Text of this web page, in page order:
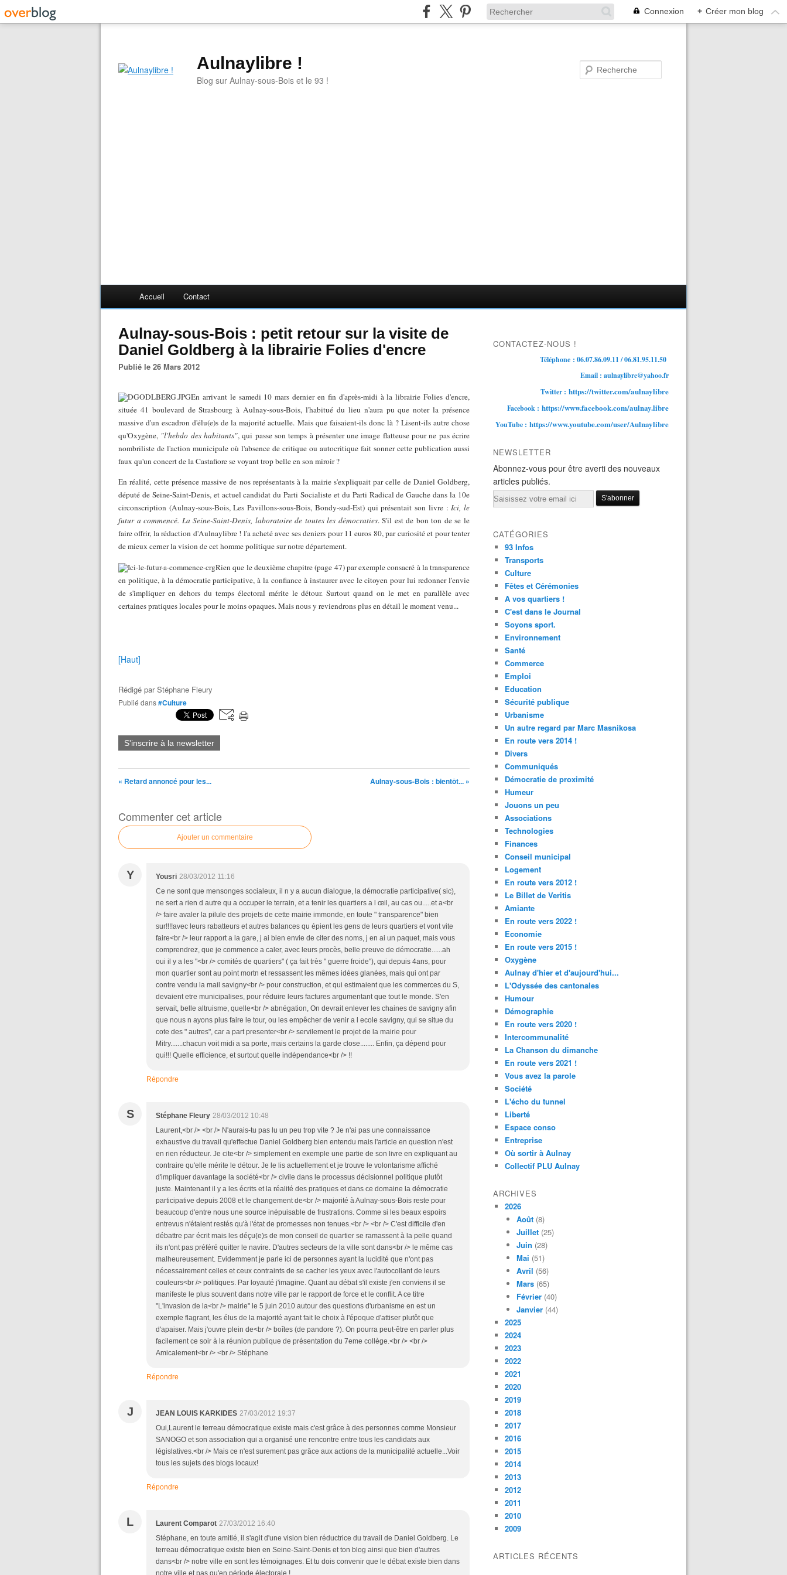
Connexion + Créer mon blog
Aulnaylibre !
Blog sur Aulnay-sous-Bois et le 93 !
Accueil Contact
Aulnay-sous-Bois : petit retour sur la visite de
Daniel Goldberg à la librairie Folies d'encre
Publié le 26 Mars 2012
En arrivant le samedi 10 mars dernier en fin d'après-midi à la librairie Folies d'encre,
située 41 boulevard de Strasbourg à Aulnay-sous-Bois, l'habitué du lieu n'aura pu que noter la présence
massive d'un escadron d'élu(e)s de la majorité actuelle. Mais que faisaient-ils donc là ? Lisent-ils autre chose
qu'Oxygène, "l'hebdo des habitants", qui passe son temps à présenter une image flatteuse pour ne pas écrire
nombriliste de l'action municipale où l'absence de critique ou autocritique fait sonner cette publication aussi
faux qu'un concert de la Castafiore se voyant trop belle en son miroir ?
En réalité, cette présence massive de nos représentants à la mairie s'expliquait par celle de Daniel Goldberg,
député de Seine-Saint-Denis, et actuel candidat du Parti Socialiste et du Parti Radical de Gauche dans la 10e
circonscription (Aulnay-sous-Bois, Les Pavillons-sous-Bois, Bondy-sud-Est) qui présentait son livre :Ici, le
futur a commencé. La Seine-Saint-Denis, laboratoire de toutes les démocraties. S'il est de bon ton de se le
faire offrir, la rédaction d'Aulnaylibre ! l'a acheté avec ses deniers pour 11 euros 80, par curiosité et pour tenter
de mieux cerner la vision de cet homme politique sur notre département.
Rien que le deuxième chapitre (page 47) par exemple consacré à la transparence
en politique, à la démocratie participative, à la confiance à instaurer avec le citoyen pour lui redonner l'envie
de s'impliquer en dehors du temps électoral mérite le détour. Surtout quand on le met en parallèle avec
certaines pratiques locales pour le moins opaques. Mais nous y reviendrons plus en détail le moment venu...
[Haut]
Rédigé parStéphane Fleury
Publié dans#Culture
S'inscrire à la newsletter
« Retard annoncé pour les... Aulnay-sous-Bois : bientôt... »
Commenter cet article
Ajouter un commentaire
Y Yousri 28/03/2012 11:16
Ce ne sont que mensonges socialeux, il n y a aucun dialogue, la démocratie participative( sic),
ne sert a rien d autre qu a occuper le terrain, et a tenir les quartiers a l œil, au cas ou.....et a<br
/> faire avaler la pilule des projets de cette mairie immonde, en toute " transparence" bien
sur!!!!avec leurs rabatteurs et autres balances qu épient les gens de leurs quartiers et vont vite
faire<br /> leur rapport a la gare, j ai bien envie de citer des noms, j en ai un paquet, mais vous
comprendrez, que je commence a caler, avec leurs procès, belle preuve de démocratie......ah
oui il y a les "<br /> comités de quartiers" ( ça fait très " guerre froide"), qui depuis 4ans, pour
mon quartier sont au point mortn et ressassent les mêmes idées glanées, mais qui ont par
contre vendu la mail savigny<br /> pour construction, et qui estimaient que les commerces du S,
devaient etre municipalises, pour réduire leurs factures argumentant que tout le monde. S'en
servait, belle altruisme, quelle<br /> abnégation, On devrait enlever les chaines de savigny afin
que nous n ayons plus faire le tour, ou les empêcher de venir a l ecole savigny, qui se situe du
cote des " autres", car a part presenter<br /> servilement le projet de la mairie pour
Mitry.......chacun voit midi a sa porte, mais certains la garde close........ Enfin, ça dépend pour
qui!!! Quelle efficience, et surtout quelle indépendance<br /> !!
Répondre
S Stéphane Fleury 28/03/2012 10:48
Laurent,<br /> <br /> N'aurais-tu pas lu un peu trop vite ? Je n'ai pas une connaissance
exhaustive du travail qu'effectue Daniel Goldberg bien entendu mais l'article en question n'est
en rien réducteur. Je cite<br /> simplement en exemple une partie de son livre en expliquant au
contraire qu'elle mérite le détour. Je le lis actuellement et je trouve le volontarisme affiché
d'impliquer davantage la société<br /> civile dans le processus décisionnel politique plutôt
juste. Maintenant il y a les écrits et la réalité des pratiques et dans ce domaine la démocratie
participative depuis 2008 et le changement de<br /> majorité à Aulnay-sous-Bois reste pour
beaucoup d'entre nous une source inépuisable de frustrations. Comme si les beaux espoirs
entrevus n'étaient restés qu'à l'état de promesses non tenues.<br /> <br /> C'est difficile d'en
débattre par écrit mais les déçu(e)s de mon conseil de quartier se ramassent à la pelle quand
ils n'ont pas préféré quitter le navire. D'autres secteurs de la ville sont dans<br /> le même cas
malheureusement. Evidemment je parle ici de personnes ayant la lucidité que n'ont pas
nécessairement celles et ceux contraints de se cacher les yeux avec l'autocollant de leurs
couleurs<br /> politiques. Par loyauté j'imagine. Quant au débat s'il existe j'en conviens il se
manifeste le plus souvent dans notre ville par le rapport de force et le conflit. A ce titre
"L'invasion de la<br /> mairie" le 5 juin 2010 autour des questions d'urbanisme en est un
exemple flagrant, les élus de la majorité ayant fait le choix à l'époque d'attiser plutôt que
d'apaiser. Mais j'ouvre plein de<br /> boîtes (de pandore ?). On pourra peut-être en parler plus
facilement ce soir à la réunion publique de présentation du 7eme collège.<br /> <br />
Amicalement<br /> <br /> Stéphane
Répondre
J JEAN LOUIS KARKIDES 27/03/2012 19:37
Oui,Laurent le terreau démocratique existe mais c'est grâce à des personnes comme Monsieur
SANOGO et son association qui a organisé une rencontre entre tous les candidats aux
législatives.<br /> Mais ce n'est surement pas grâce aux actions de la municipalité actuelle...Voir
tous les sujets des blogs locaux!
Répondre
L Laurent Comparot 27/03/2012 16:40
Stéphane, en toute amitié, il s'agit d'une vision bien réductrice du travail de Daniel Goldberg. Le
terreau démocratique existe bien en Seine-Saint-Denis et ton blog ainsi que bien d'autres
dans<br /> notre ville en sont les témoignages. Et tu dois convenir que le débat existe bien dans
notre ville et pas qu'en période électorale !
CONTACTEZ-NOUS !
Téléphone : 06.07.86.09.11 / 06.81.95.11.50
Email : aulnaylibre@yahoo.fr
Twitter : https://twitter.com/aulnaylibre
Facebook : https://www.facebook.com/aulnay.libre
YouTube : https://www.youtube.com/user/Aulnaylibre
NEWSLETTER
Abonnez-vous pour être averti des nouveaux
articles publiés.
Email
CATÉGORIES
93 Infos
Transports
Culture
Fêtes et Cérémonies
A vos quartiers !
C'est dans le Journal
Soyons sport.
Environnement
Santé
Commerce
Emploi
Education
Sécurité publique
Urbanisme
Un autre regard par Marc Masnikosa
En route vers 2014 !
Divers
Communiqués
Démocratie de proximité
Humeur
Jouons un peu
Associations
Technologies
Finances
Conseil municipal
Logement
En route vers 2012 !
Le Billet de Veritis
Amiante
En route vers 2022 !
Economie
En route vers 2015 !
Oxygène
Aulnay d'hier et d'aujourd'hui...
L'Odyssée des cantonales
Humour
Démographie
En route vers 2020 !
Intercommunalité
La Chanson du dimanche
En route vers 2021 !
Vous avez la parole
Société
L'écho du tunnel
Liberté
Espace conso
Entreprise
Où sortir à Aulnay
Collectif PLU Aulnay
ARCHIVES
2026
Août (8)
Juillet (25)
Juin (28)
Mai (51)
Avril (56)
Mars (65)
Février (40)
Janvier (44)
2025
2024
2023
2022
2021
2020
2019
2018
2017
2016
2015
2014
2013
2012
2011
2010
2009
ARTICLES RÉCENTS